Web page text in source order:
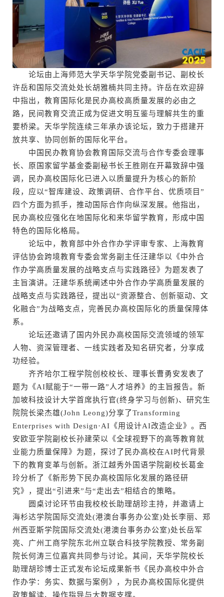
论坛由上海师范大学天华学院党委副书记、副校长
许岳和国际交流处处长胡雅楠共同主持。许岳在欢迎辞
中指出，教育国际化是民办高校高质量发展的必由之
路，民间教育交流正成为促进文明互鉴与理解共生的重
要桥梁。天华学院连续三年承办该论坛，致力于搭建开
放共享、协同创新的国际化平台。
中国民办教育协会教育国际交流与合作专委会理事
长、原国家留学基金委副秘书长王胜刚在开幕致辞中强
调，民办高校国际化已进入以质量提升为核心的新阶
段，应以“智库建设、政策调研、合作平台、优质项目”
四个方面为抓手，推动国际合作向纵深发展。他指出，
民办高校应强化在地国际化和来华留学教育，形成中国
特色的国际化格局。
论坛中，教育部中外合作办学评审专家、上海教育
评估协会跨境教育专委会常务副主任汪建华以《中外合
作办学高质量发展的战略支点与实践路径》为题发表了
主旨演讲。汪建华系统阐述中外合作办学高质量发展的
战略支点与实践路径，提出以“资源整合、创新驱动、文
化融合”为战略支点，完善民办高校国际化的质量保障体
系。
论坛还邀请了国内外民办高校国际交流领域的领军
人物、资深管理者、一线实践者及知名研究者，分享成
功经验。
齐齐哈尔工程学院创校校长、理事长曹勇安发表了
题为《AI赋能于“一带一路”人才培养》的主旨报告。新
加坡科技设计大学首席执行官(终身学习与创新)、研究生
院院长梁杰雄(John Leong)分享了Transforming
Enterprises with Design·AI《用设计AI改造企业》。西
安欧亚学院副校长孙建荣以《全球视野下的高等教育就
业能力质量保障》为题，探讨了民办高校在AI时代背景
下的教育变革与创新。浙江越秀外国语学院副校长葛金
玲分析了《新形势下民办高校国际化发展的路径研
究》，提出“引进来”与“走出去”相结合的策略。
圆桌讨论环节由我校校长助理胡珍主持，并邀请上
海杉达学院国际交流处(港澳台事务办公室)处长李丽、郑
州西亚斯学院国际交流处(港澳台事务办公室)处长岳军
亮、广州工商学院东北州立联合科技学院教授、常务副
院长何涛三位嘉宾共同参与讨论。其间，天华学院校长
助理胡珍博士正式发布论坛成果新书《民办高校中外合
作办学：务实、数据与案例》，为民办高校国际化提供
政策解读、操作指导与大数据支撑。